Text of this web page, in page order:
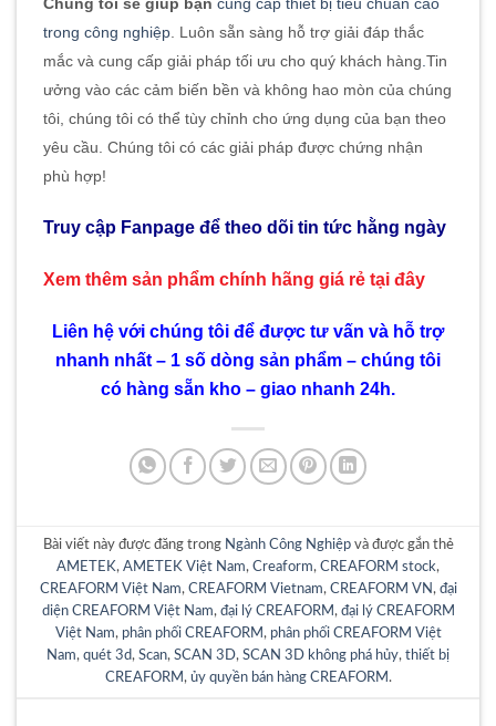
Chúng tôi sẽ giúp bạn cung cấp thiết bị tiêu chuẩn cao
trong công nghiệp. Luôn sẵn sàng hỗ trợ giải đáp thắc
mắc và cung cấp giải pháp tối ưu cho quý khách hàng.Tin
ưởng vào các cảm biến bền và không hao mòn của chúng
tôi, chúng tôi có thể tùy chỉnh cho ứng dụng của bạn theo
yêu cầu. Chúng tôi có các giải pháp được chứng nhận
phù hợp!
Truy cập Fanpage để theo dõi tin tức hằng ngày
Xem thêm sản phẩm chính hãng giá rẻ tại đây
Liên hệ với chúng tôi để được tư vấn và hỗ trợ
nhanh nhất – 1 số dòng sản phẩm – chúng tôi
có hàng sẵn kho – giao nhanh 24h.
Bài viết này được đăng trong Ngành Công Nghiệpvà được gắn thẻ
AMETEK, AMETEK Việt Nam, Creaform, CREAFORM stock,
CREAFORM Việt Nam, CREAFORM Vietnam, CREAFORM VN , đại
diện CREAFORM Việt Nam, đại lý CREAFORM , đại lý CREAFORM
Việt Nam, phân phối CREAFORM , phân phối CREAFORM Việt
Nam, quét 3d, Scan, SCAN 3D, SCAN 3D không phá hủy, thiết bị
CREAFORM , ủy quyền bán hàng CREAFORM .